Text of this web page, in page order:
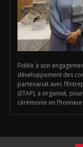
Fidèle à son
développement des
partenariat avec
(ETAP), a organisé,
cérémonie en